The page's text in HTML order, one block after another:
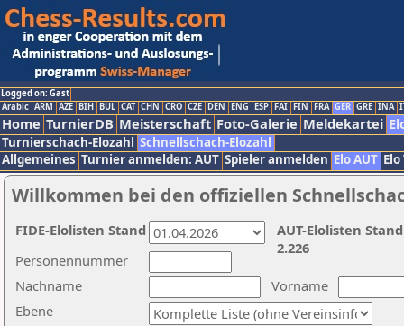
Logged on: Gast
Arabic ARM AZE BIH BUL CAT CHN CRO CZE DEN ENG ESP FAI FIN FRA GER GRE INA
Home TurnierDB Meisterschaft Foto-Galerie Meldekartei
Turnierschach-Elozahl Schnellschach-Elozahl
Allgemeines Turnier anmelden: AUT Spieler anmelden Elo AUT
Willkommen bei den offiziellen
Nachname
Vorname
Ebene
Personennummer
AUT-Elolisten
2.226
FIDE-Elolisten Stand